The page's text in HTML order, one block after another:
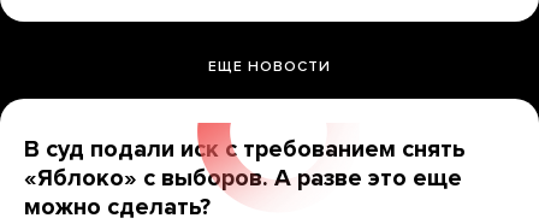
ЕЩЕ НОВОСТИ
В суд подали иск с требованием снять
«Яблоко» с выборов. А разве это еще
можно сделать?